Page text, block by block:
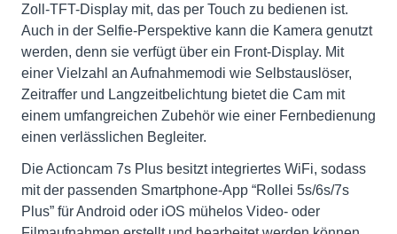
Zoll-TFT-Display mit, das per Touch zu bedienen ist.
Auch in der Selfie-Perspektive kann die Kamera genutzt
werden, denn sie verfügt über ein Front-Display. Mit
einer Vielzahl an Aufnahmemodi wie Selbstauslöser,
Zeitraffer und Langzeitbelichtung bietet die Cam mit
einem umfangreichen Zubehör wie einer Fernbedienung
einen verlässlichen Begleiter.
Die Actioncam 7s Plus besitzt integriertes WiFi, sodass
mit der passenden Smartphone-App “Rollei 5s/6s/7s
Plus” für Android oder iOS mühelos Video- oder